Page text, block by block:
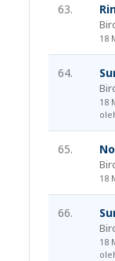
63.
18
64.
18
65.
18
66.
18